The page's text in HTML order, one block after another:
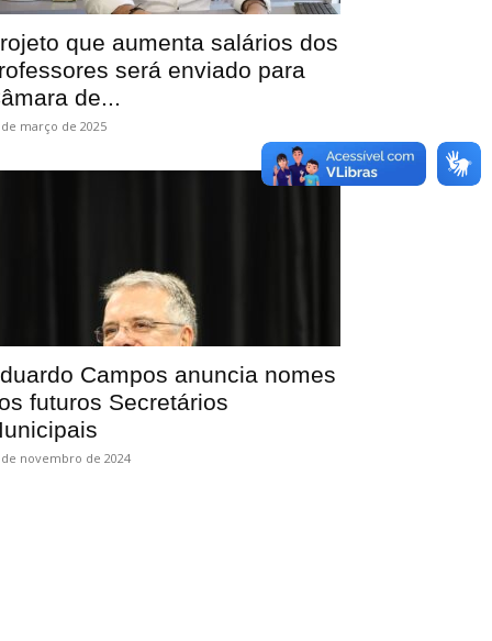
que aumenta salários dos
será enviado para
de...
de março de 2025
Campos anuncia nomes
futuros Secretários
de novembro de 2024